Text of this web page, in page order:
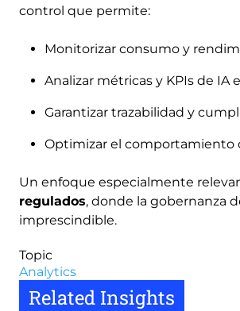
control que permite:
Monitorizar consumo y
Analizar métricas y KPIs de IA
Garantizar trazabilidad y
Optimizar el comportamiento
Un enfoque especialmente
regulados, donde la gobernanza
imprescindible.
Topic
Analytics
Related Insights